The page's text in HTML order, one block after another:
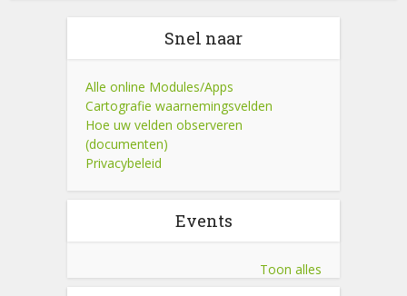
Snel naar
Alle online Modules/Apps
Cartografie waarnemingsvelden
Hoe uw velden observeren
(documenten)
Privacybeleid
Events
Toon alles